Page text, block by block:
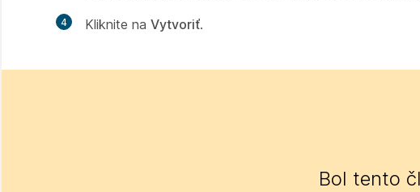
4 Kliknite na Vytvoriť.
Bol tento